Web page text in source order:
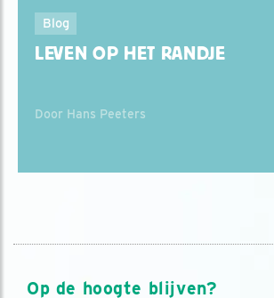
Blog
LEVEN OP HET RANDJE
Door Hans Peeters
Op de hoogte blijven?